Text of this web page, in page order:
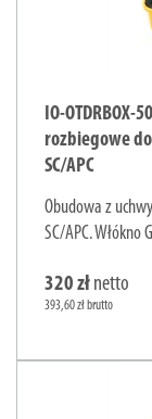
IO-OTDRBOX-
rozbiegowe do
SC/APC
Obudowa z
SC/APC. Włókno
320 zł netto
393,60 zł brutto